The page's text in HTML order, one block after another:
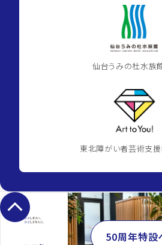
仙台うみの杜水族
東北障がい者芸術支
keyboard_arrow_up
50周年特設